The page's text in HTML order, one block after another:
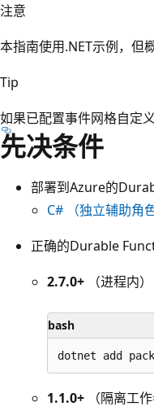
注意
本指南使用.NET示例，但
Tip
如果已配置事件网格自定
先决条件
部署到Azure的
C# （独立辅助角
正确的Durable
2.7.0+ （进程内）
bash
1.1.0+ （隔离工作